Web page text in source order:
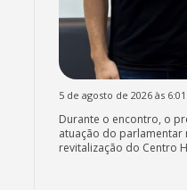
5 de agosto de 2026 às
Durante o encontro, o
atuação do parlamentar
revitalização do Centro